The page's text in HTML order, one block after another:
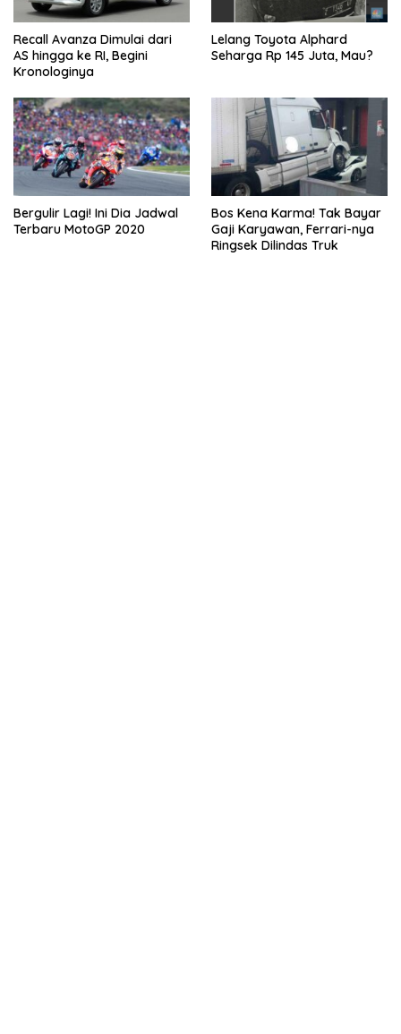
Recall Avanza Dimulai dari
AS hingga ke RI, Begini
Kronologinya
Lelang Toyota Alphard
Seharga Rp 145 Juta, Mau?
Bergulir Lagi! Ini Dia Jadwal
Terbaru MotoGP 2020
Bos Kena Karma! Tak Bayar
Gaji Karyawan, Ferrari-nya
Ringsek Dilindas Truk